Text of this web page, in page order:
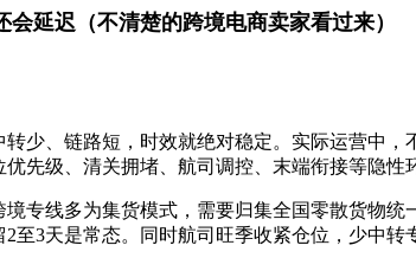
延迟（不清楚的跨境电商卖家看过来）
、链路短，时效就绝对稳定。实际运营中，
先级、清关拥堵、航司调控、末端衔接等隐性
线多为集货模式，需要归集全国零散货物统
至3天是常态。同时航司旺季收紧仓位，少中